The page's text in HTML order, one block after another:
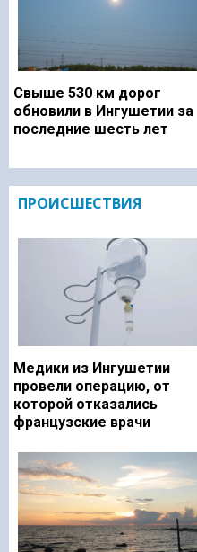
Свыше 530 км дорог
обновили в Ингушетии за
последние шесть лет
ПРОИСШЕСТВИЯ
Медики из Ингушетии
провели операцию, от
которой отказались
французские врачи